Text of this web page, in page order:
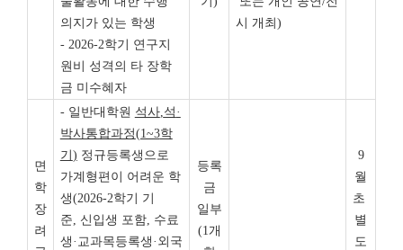
의지가 있는 학생
- 2026-2학기 연구지
원비 성격의 타 장학
금 미수혜자
시 개최)
면
학
장
려
- 일반대학원 석사, 석 ·
박사통합과정(1~3학
기) 정규등록생으로
가계형편이 어려운 학
생(2026-2학기 기
준, 신입생 포함, 수료
생·교과목등록생·외국
등록
금
일부
(1개
9
월
초
별
도